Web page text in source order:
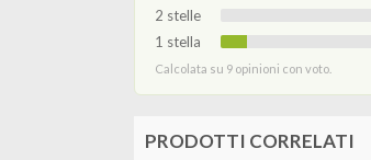
2 stelle
1 stella
Calcolata su 9 opinioni con voto.
PRODOTTI CORRELATI